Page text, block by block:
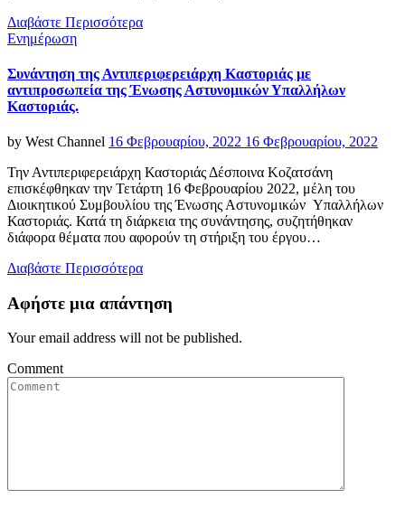
Διαβάστε Περισσότερα
Categories
Ενημέρωση
Συνάντηση της Αντιπεριφερειάρχη Καστοριάς με
αντιπροσωπεία της Ένωσης Αστυνομικών Υπαλλήλων
Καστοριάς.
by West Channel Posted
16 Φεβρουαρίου, 2022 16 Φεβρουαρίου, 2022
Την Αντιπεριφερειάρχη Καστοριάς Δέσποινα Κοζατσάνη
επισκέφθηκαν την Τετάρτη 16 Φεβρουαρίου 2022, μέλη του
Διοικητικού Συμβουλίου της Ένωσης Αστυνομικών Υπαλλήλων
Καστοριάς. Κατά τη διάρκεια της συνάντησης, συζητήθηκαν
διάφορα θέματα που αφορούν τη στήριξη του έργου…
Διαβάστε Περισσότερα
Αφήστε μια απάντηση
Your email address will not be published.
Comment